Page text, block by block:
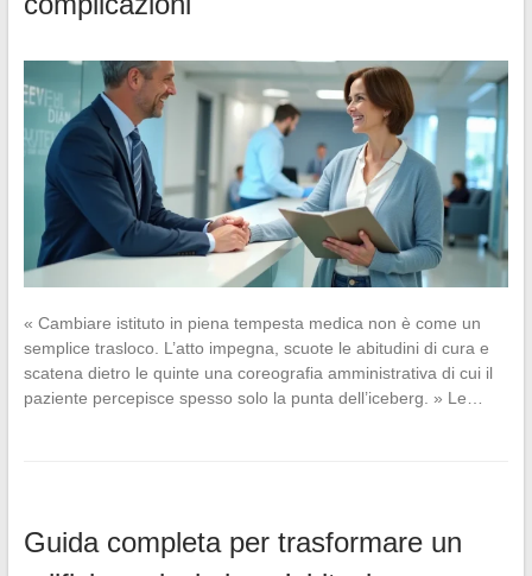
« Cambiare istituto in piena tempesta medica non è come un
semplice trasloco. L’atto impegna, scuote le abitudini di cura e
scatena dietro le quinte una coreografia amministrativa di cui il
paziente percepisce spesso solo la punta dell’iceberg. » Le…
Guida completa per trasformare un